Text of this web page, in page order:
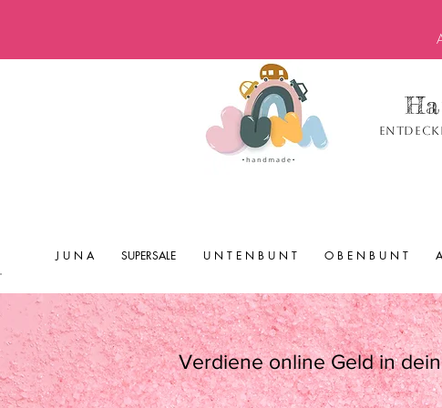
J U N A SUPERSALE U N T E N B U N T O B E N B U N T
Verdiene online Geld in